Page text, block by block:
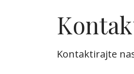
Kontaktirajte